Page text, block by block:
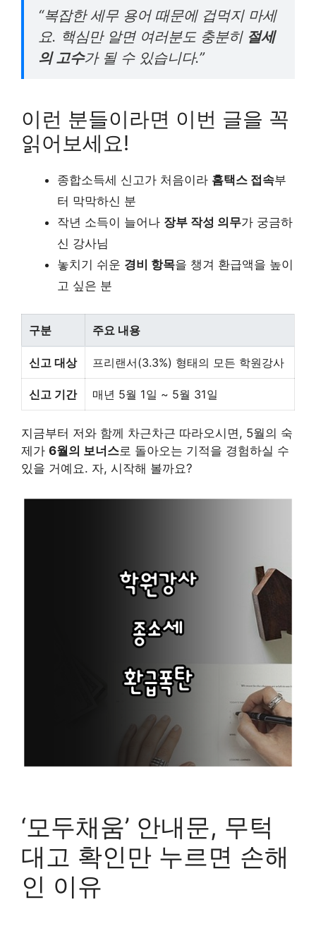
“복잡한 세무 용어 때문에 겁먹지 마세
요. 핵심만 알면 여러분도 충분히 절세
의 고수가 될 수 있습니다.”
이런 분들이라면 이번 글을 꼭
읽어보세요!
종합소득세 신고가 처음이라 홈택스 접속부
터 막막하신 분
작년 소득이 늘어나 장부 작성 의무가 궁금하
신 강사님
놓치기 쉬운 경비 항목을 챙겨 환급액을 높이
고 싶은 분
구분 주요 내용
신고 대상 프리랜서(3.3%) 형태의 모든 학원강사
신고 기간 매년 5월 1일 ~ 5월 31일
지금부터 저와 함께 차근차근 따라오시면, 5월의 숙
제가 6월의 보너스로 돌아오는 기적을 경험하실 수
있을 거예요. 자, 시작해 볼까요?
‘모두채움’ 안내문, 무턱
대고 확인만 누르면 손해
인 이유